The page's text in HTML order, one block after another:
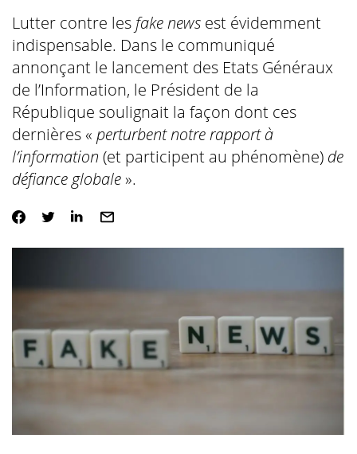
Lutter contre les fake newsest évidemment
indispensable. Dans le communiqué
annonçant le lancement des Etats Généraux
de l’Information, le Président de la
République soulignait la façon dont ces
dernières « perturbent notre rapport à
l’information (et participent au phénomène) de
défiance globale».